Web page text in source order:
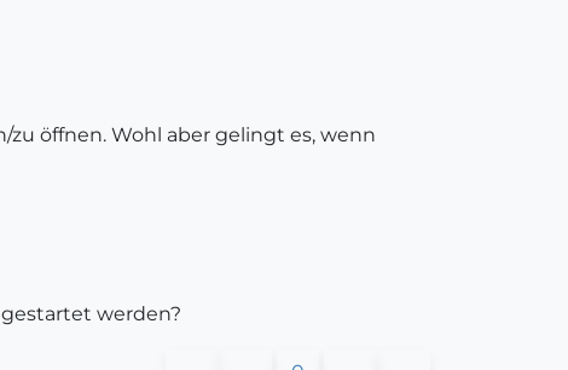
öffnen. Wohl aber gelingt es, wenn
werden?